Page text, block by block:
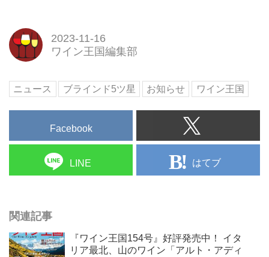
2023-11-16
ワイン王国編集部
ニュース ブラインド5ツ星 お知らせ ワイン王国
Facebook
LINE はてブ
関連記事
『ワイン王国154号』好評発売中！ イタ
リア最北、山のワイン「アルト・アディ